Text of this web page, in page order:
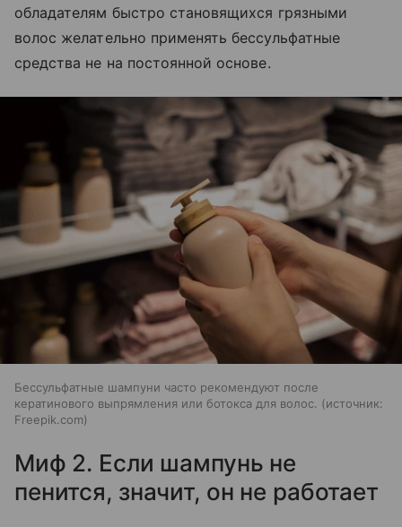
обладателям быстро становящихся грязными
волос желательно применять бессульфатные
средства не на постоянной основе.
Бессульфатные шампуни часто рекомендуют после
кератинового выпрямления или ботокса для волос.
источник:
Freepik.com
Миф 2. Если шампунь не
пенится, значит, он не работает